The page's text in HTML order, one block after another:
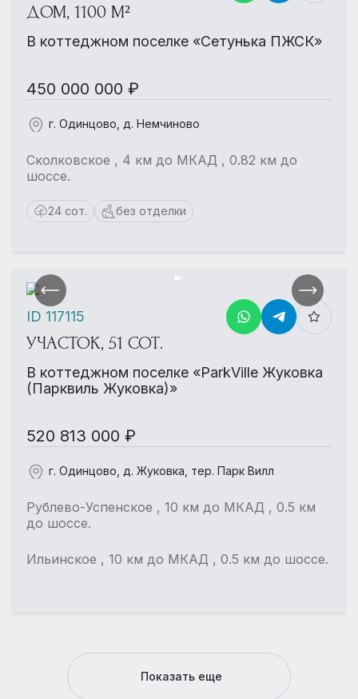
ДОМ, 1100 М²
В коттеджном поселке «Сетунька ПЖСК»
450 000 000 ₽
г. Одинцово, д. Немчиново
Сколковское , 4 км до МКАД , 0.82 км до
шоссе.
24 сот. без отделки
УЧАСТОК, 51 СОТ.
В коттеджном поселке «ParkVille Жуковка
(Парквиль Жуковка)»
520 813 000 ₽
г. Одинцово, д. Жуковка, тер. Парк Вилл
Рублево-Успенское , 10 км до МКАД , 0.5 км
до шоссе.
Ильинское , 10 км до МКАД , 0.5 км до шоссе.
ID 117115
Показать еще